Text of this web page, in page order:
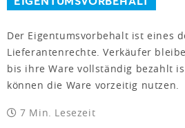
Der Eigentumsvorbehalt ist eines
Lieferantenrechte. Verkäufer
bis ihre Ware vollständig bezahlt
können die Ware vorzeitig nutzen.
7 Min. Lesezeit